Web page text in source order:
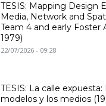
TESIS: Mapping Design
Media, Network and
Team 4 and early Foster
1979)
22/07/2026 - 09:28
TESIS: La calle
modelos y los medios